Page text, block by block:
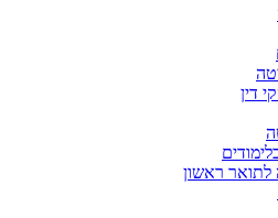
דין
לתואר ראשון